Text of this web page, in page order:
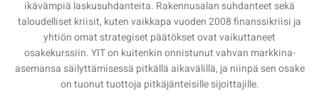
ikävämpiä laskusuhdanteita. Rakennusalan suhdanteet sekä
taloudelliset kriisit, kuten vaikkapa vuoden 2008 finanssikriisi ja
yhtiön omat strategiset päätökset ovat vaikuttaneet
osakekurssiin. YIT on kuitenkin onnistunut vahvan markkina-
asemansa säilyttämisessä pitkällä aikavälillä, ja niinpä sen osake
on tuonut tuottoja pitkäjänteisille sijoittajille.